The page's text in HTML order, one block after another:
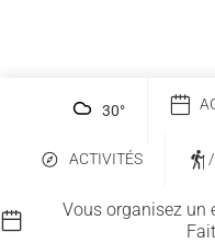
30°
ACTIVITÉS /
Vous organisez un